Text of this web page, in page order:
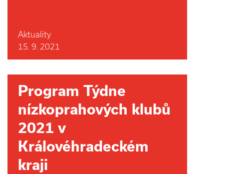
Aktuality
15. 9. 2021
Program Týdne
nízkoprahových klubů
2021 v
Královéhradeckém
kraji